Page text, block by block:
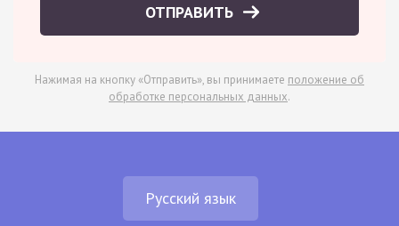
ОТПРАВИТЬ
Нажимая на кнопку «Отправить», вы принимаете положение об
обработке персональных данных.
Русский язык